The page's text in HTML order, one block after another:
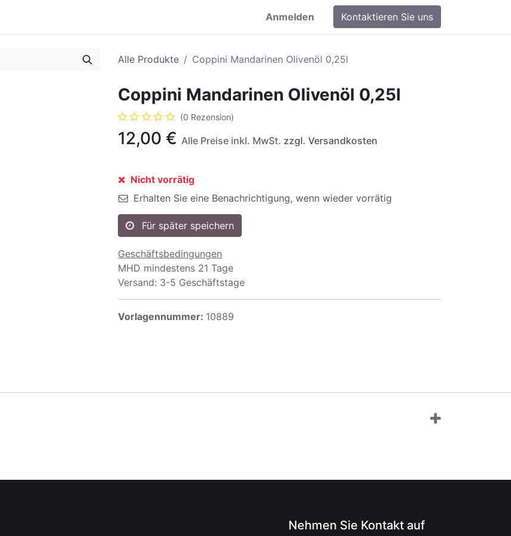
Anmelden Kontaktieren Sie uns
Alle Produkte Coppini Mandarinen Olivenöl 0,25l
Coppini Mandarinen Olivenöl 0,25l
(0 Rezension)
12,00 € Alle Preise inkl. MwSt. zzgl. Versandkosten
Nicht vorrätig
Erhalten Sie eine Benachrichtigung, wenn wieder vorrätig
Für später speichern
Geschäftsbedingungen
MHD mindestens 21 Tage
Versand: 3-5 Geschäftstage
Vorlagennummer: 10889
Nehmen Sie Kontakt auf